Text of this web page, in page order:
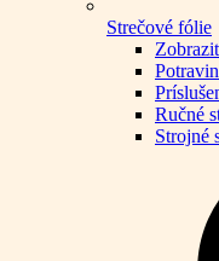
Strečové fólie
Ručné
Strojné